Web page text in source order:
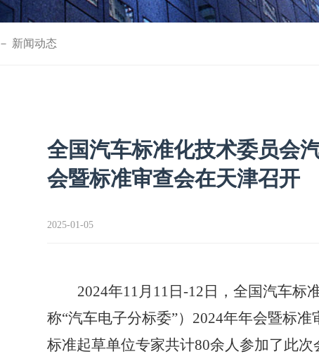
－ 新闻动态
全国汽车标准化技术委员会
会暨标准审查会在天津召开
2025-01-05
2024年11月 11 日 -12 日，全国汽车标
称“汽车电子分标委”） 2024年年会暨标准
标准起草单位专家共计80余人参加了此次